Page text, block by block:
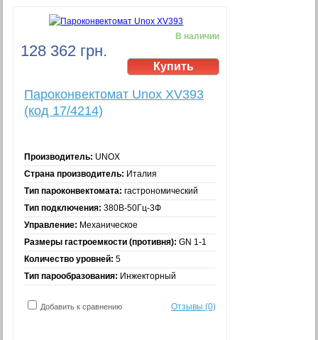
128 362 грн.
В наличии
Пароконвектомат Unox XV393
(код 17/4214)
Производитель: UNOX
Страна производитель: Италия
Тип пароконвектомата: гастрономический
Тип подключения: 380В-50Гц-3Ф
Управление: Механическое
Размеры гастроемкости (противня): GN 1-1
Количество уровней: 5
Тип парообразования: Инжекторный
Добавить к сравнению Отзывы (0)